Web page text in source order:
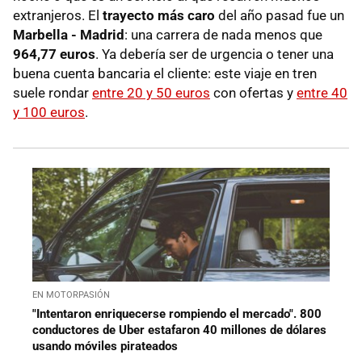
extranjeros. El trayecto más caro del año pasad fue un
Marbella - Madrid : una carrera de nada menos que
964,77 euros. Ya debería ser de urgencia o tener una
buena cuenta bancaria el cliente: este viaje en tren
suele rondar entre 20 y 50 euros con ofertas y entre 40
y 100 euros.
EN MOTORPASIÓN
"Intentaron enriquecerse rompiendo el mercado". 800
conductores de Uber estafaron 40 millones de dólares
usando móviles pirateados